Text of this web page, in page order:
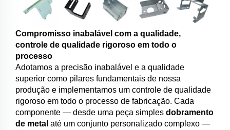
Compromisso inabalável com a qualidade,
controle de qualidade rigoroso em todo o
processo
Adotamos a precisão inabalável e a qualidade
superior como pilares fundamentais de nossa
produção e implementamos um controle de qualidade
rigoroso em todo o processo de fabricação. Cada
componente — desde uma peça simples dobramento
de metal até um conjunto personalizado complexo —